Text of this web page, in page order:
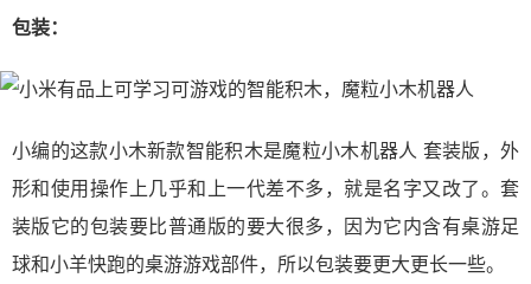
包装：
小编的这款小木新款智能积木是魔粒小木机器人 套装版，外
形和使用操作上几乎和上一代差不多，就是名字又改了。套
装版它的包装要比普通版的要大很多，因为它内含有桌游足
球和小羊快跑的桌游游戏部件，所以包装要更大更长一些。